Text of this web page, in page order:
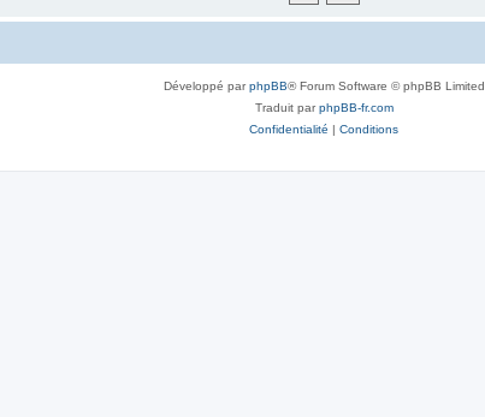
Développé parphpBB® Forum Software © phpBB Limited
Traduit parphpBB-fr.com
Confidentialité | Conditions